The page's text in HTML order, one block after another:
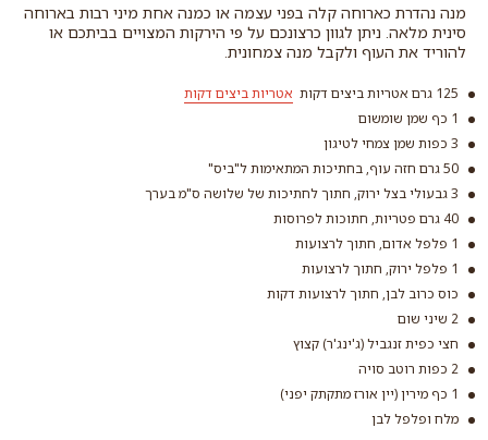
מנה נהדרת כארוחה קלה בפני עצמה או כמנה אחת מיני רבות בארוחה
סינית מלאה. ניתן לגוון כרצונכם על פי הירקות המצויים בביתכם או
להוריד את העוף ולקבל מנה צמחונית.
125 גרם אטריות ביצים דקות אטריות ביצים דקות
1 כף שמן שומשום
3 כפות שמן צמחי לטיגון
50 גרם חזה עוף, בחתיכות המתאימות ל"ביס"
3 גבעולי בצל ירוק, חתוך לחתיכות של שלושה ס"מ בערך
40 גרם פטריות, חתוכות לפרוסות
1 פלפל אדום, חתוך לרצועות
1 פלפל ירוק, חתוך לרצועות
כוס כרוב לבן, חתוך לרצועות דקות
2 שיני שום
חצי כפית זנגביל (ג'ינג'ר) קצוץ
2 כפות רוטב סויה
1 כף מירין (יין אורז מתקתק יפני)
מלח ופלפל לבן